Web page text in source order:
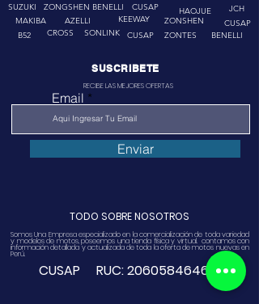
SUZUKI
ZONGSHEN
MAKIBA
AZELLI
BENELLI
CUSAP
KEEWAY
B52
CROSS SONLINK CUSAP
HAOJUE
JCH
ZONSHEN
ZONTES
CUSAP
BENELLI
SUSCRIBETE
RECIBE LAS MEJORES OFERTAS
Email
Enviar
TODO SOBRE NOSOTROS
Somos Una Empresa especializado en la comercialización de toda variedad
y modelos de motos, poseemos una tienda física y virtual. contamos con
información detallada y actualizada de toda la oferta de motos nuevas en
Perú.
CUSAP RUC:20605846468